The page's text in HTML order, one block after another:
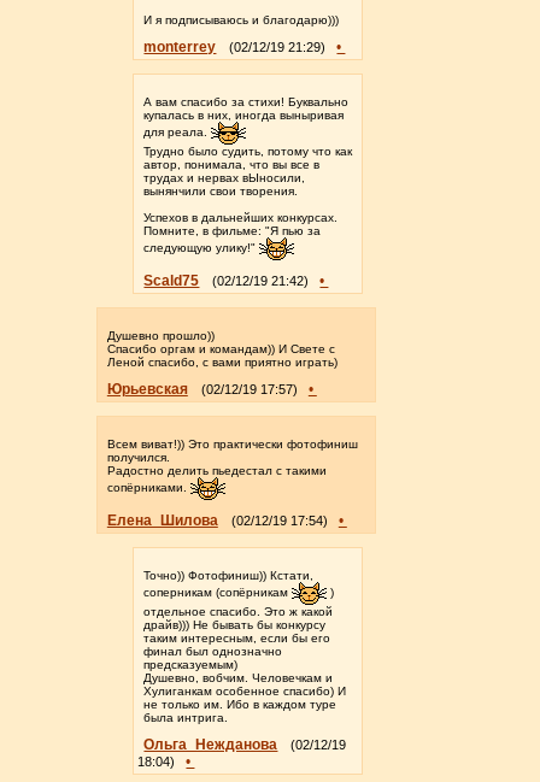
И я подписываюсь и благодарю)))
monterrey (02/12/19 21:29) •
А вам спасибо за стихи! Буквально
купалась в них, иногда выныривая
для реала.
Трудно было судить, потому что как
автор, понимала, что вы все в
трудах и нервах вЫносили,
вынянчили свои творения.
Успехов в дальнейших конкурсах.
Помните, в фильме: "Я пью за
следующую улику!"
Scald75 (02/12/19 21:42) •
Душевно прошло))
Спасибо оргам и командам)) И Свете с
Леной спасибо, с вами приятно играть)
Юрьевская (02/12/19 17:57) •
Всем виват!)) Это практически фотофиниш
получился.
Радостно делить пьедестал с такими
сопёрниками.
Елена_Шилова (02/12/19 17:54) •
Точно)) Фотофиниш)) Кстати,
соперникам (сопёрникам
)
отдельное спасибо. Это ж какой
драйв))) Не бывать бы конкурсу
таким интересным, если бы его
финал был однозначно
предсказуемым)
Душевно, вобчим. Человечкам и
Хулиганкам особенное спасибо) И
не только им. Ибо в каждом туре
была интрига.
Ольга_Нежданова
(02/12/19
18:04)
•